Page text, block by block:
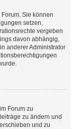
Sie können
setzen,
vergeben
davon abhängig,
anderer Administrator
Forum zu
zu ändern und
und zu